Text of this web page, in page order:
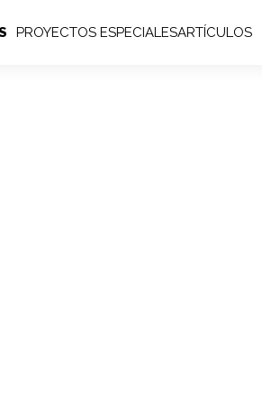
PROYECTOS ESPECIALESARTÍCULOS